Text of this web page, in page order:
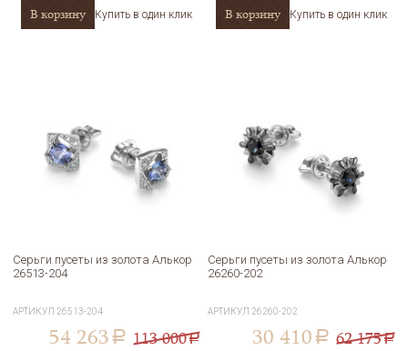
В корзину Купить в один клик В корзину Купить в один клик
Серьги пусеты из золота Алькор
26513-204
АРТИКУЛ 26513-204
54 263 a 113 000a
Серьги пусеты из золота Алькор
26260-202
АРТИКУЛ 26260-202
30 410 a 62 175a